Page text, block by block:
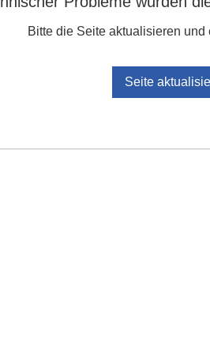
Bitte die Seite aktualisieren und
Seite